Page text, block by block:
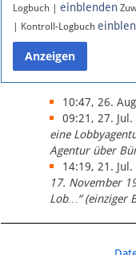
Logbuch | einblenden
| Kontroll-Logbuch
10:47, 26.
09:21, 27. Jul.
eine
Agentur über
14:19, 21. Jul.
17. November
Lob…“ (einziger